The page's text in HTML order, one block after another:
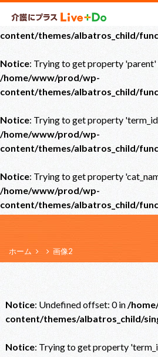
Notice: Undefined offset: 0 in
content/themes/albatros_child/
Notice: Trying to get property
/home/www/prod/wp-
content/themes/albatros_child/
Notice: Trying to get property
/home/www/prod/wp-
content/themes/albatros_child/
Notice: Trying to get property
/home/www/prod/wp-
content/themes/albatros_child/
ホーム 画像2
Notice: Undefined offset: 0 in/
content/themes/albatros_child/
Notice: Trying to get property